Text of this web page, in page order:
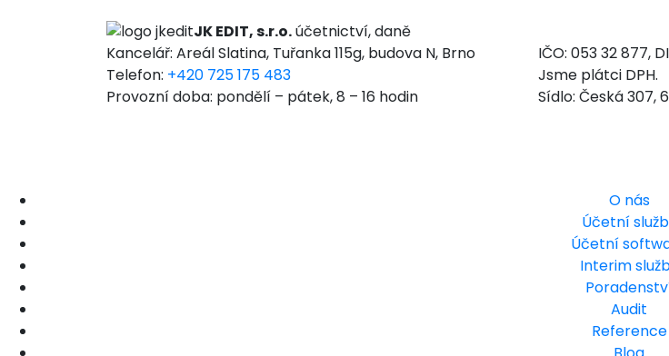
JK EDIT, s.r.o.účetnictví, daně
Kancelář: Areál Slatina, Tuřanka 115g, budova N, Brno
Telefon: +420 725 175 483
Provozní doba: pondělí – pátek, 8 – 16 hodin
IČO: 053 32 877,
Jsme plátci DPH.
Sídlo: Česká 307,
O nás
Účetní
Účetní
Interim
Audit
Reference